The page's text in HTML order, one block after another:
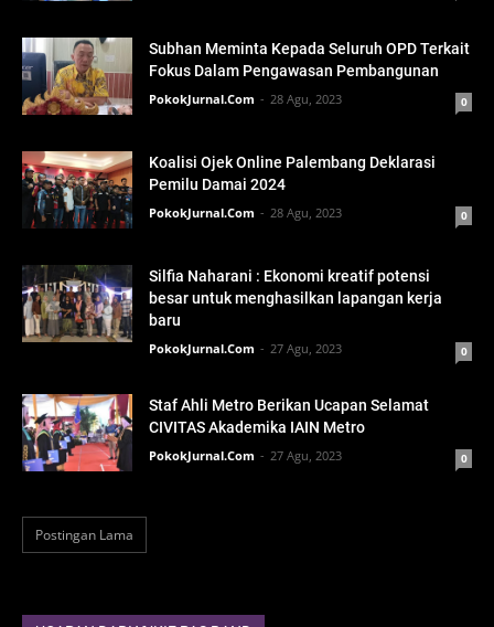
Subhan Meminta Kepada Seluruh OPD Terkait
Fokus Dalam Pengawasan Pembangunan
PokokJurnal.Com 28 Agu, 2023 0
Koalisi Ojek Online Palembang Deklarasi
Pemilu Damai 2024
PokokJurnal.Com 28 Agu, 2023 0
Silfia Naharani : Ekonomi kreatif potensi
besar untuk menghasilkan lapangan kerja
baru
PokokJurnal.Com 27 Agu, 2023 0
Staf Ahli Metro Berikan Ucapan Selamat
CIVITAS Akademika IAIN Metro
PokokJurnal.Com 27 Agu, 2023 0
Postingan Lama